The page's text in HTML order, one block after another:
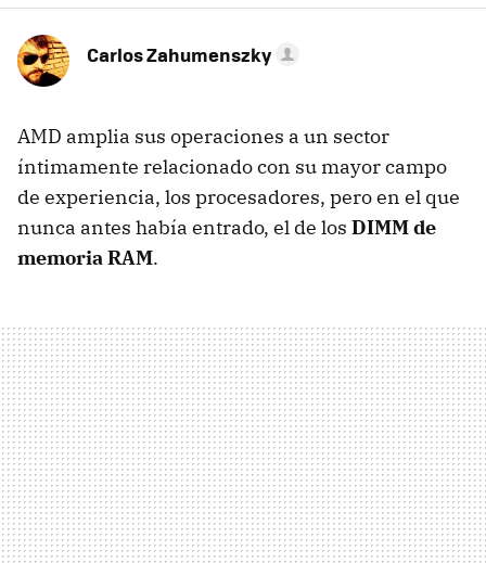
Carlos Zahumenszky
AMD amplia sus operaciones a un sector
íntimamente relacionado con su mayor campo
de experiencia, los procesadores, pero en el que
nunca antes había entrado, el de los DIMMde
memoria RAM.